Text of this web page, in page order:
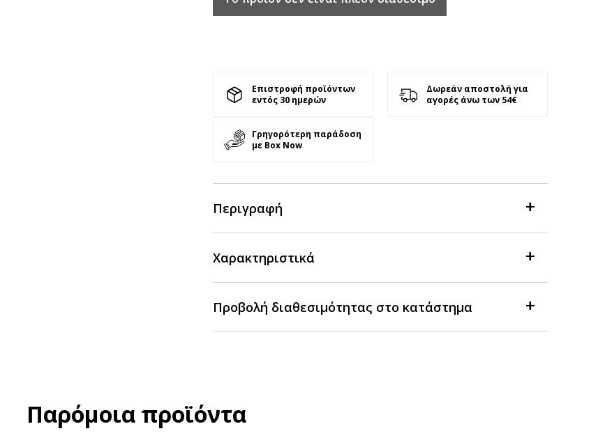
Επιστροφή προϊόντων
εντός 30 ημερών
Δωρεάν αποστολή για
αγορές άνω των 54€
Γρηγορότερη παράδοση
με Box Now
Περιγραφή
Χαρακτηριστικά
Προβολή διαθεσιμότητας στο κατάστημα
Παρόμοια προϊόντα